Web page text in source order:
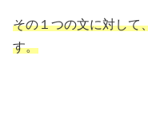
その１つの文に対して
す。